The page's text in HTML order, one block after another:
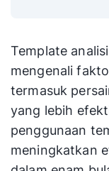
Template
mengenali
termasuk
yang lebih
penggunaan
meningkatkan